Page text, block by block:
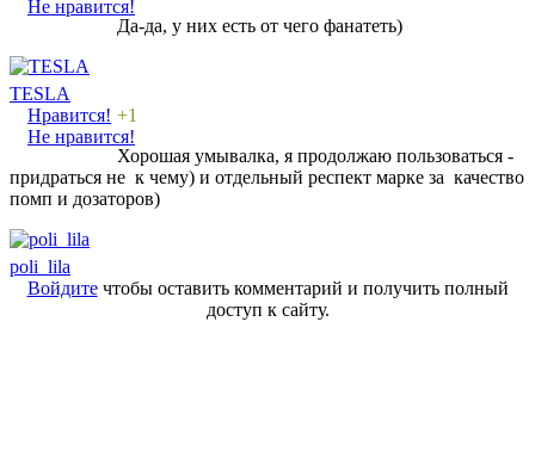
Не нравится!
Да-да, у них есть от чего фанатеть)
TESLA
Нравится!
Не нравится!
+1
Хорошая умывалка, я продолжаю пользоваться -
придраться не к чему) и отдельный респект марке за качество
помп и дозаторов)
poli_lila
Войдитечтобы оставить комментарий и получить полный
доступ к сайту.